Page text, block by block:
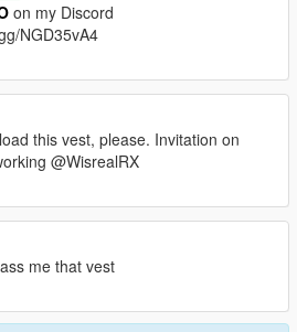
on my Discord
NGD35vA4
this vest, please. Invitation on
@WisrealRX
me that vest